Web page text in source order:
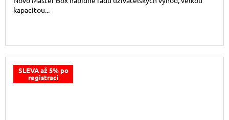
kapacitou...
SLEVA až 5% po
registraci